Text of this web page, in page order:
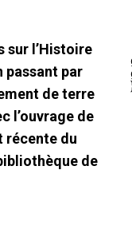
sur l’Histoire
passant par
de terre
l’ouvrage de
récente du
de